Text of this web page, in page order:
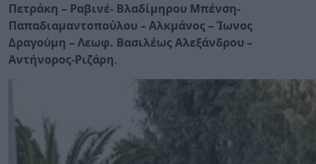
Πετράκη – Ραβινέ- Βλαδίμηρου Μπένση-
Παπαδιαμαντοπούλου – Αλκμάνος – Ίωνος
Δραγούμη – Λεωφ. Βασιλέως Αλεξάνδρου –
Αντήνορος-Ριζάρη.